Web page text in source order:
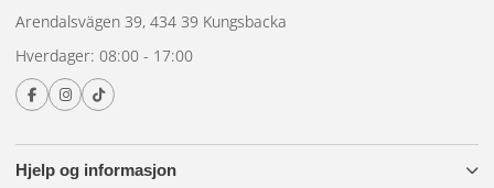
ekstralys montert foran i bilen og designet for enkel og
sikker montering.
Farge: Svart
Lengde: Justerbar
Passform: Universell
Hjelp og informasjon
Arendalsvägen 39, 434 39 Kungsbacka
Hverdager: 08:00 - 17:00